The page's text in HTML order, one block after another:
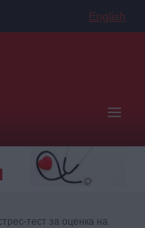
English
тест за оценка на